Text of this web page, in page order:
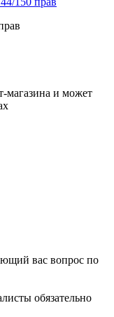
магазина и может
вас вопрос по
обязательно